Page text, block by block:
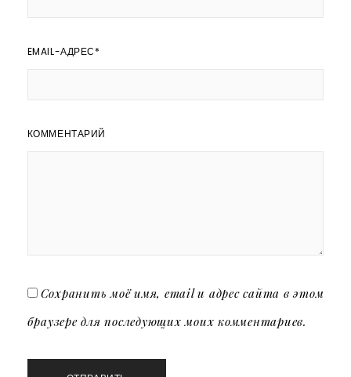
EMAIL-АДРЕС*
КОММЕНТАРИЙ
Сохранить моё имя, email и адрес сайта в этом
браузере для последующих моих комментариев.